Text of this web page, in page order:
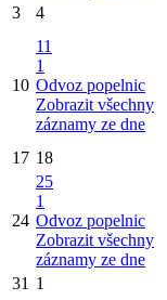
3 4
10
11
1
Odvoz popelnic
Zobrazit všechny
záznamy ze dne
17 18
24
25
1
Odvoz popelnic
Zobrazit všechny
záznamy ze dne
31 1